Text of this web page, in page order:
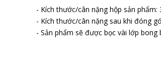
- Kích thước/cân nặng hộp sản phẩm:
- Kích thước/cân nặng sau khi đóng
- Sản phẩm sẽ được bọc vài lớp